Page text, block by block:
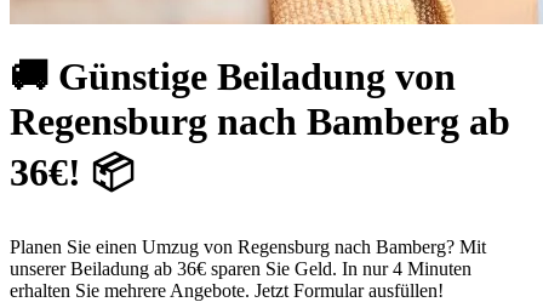
🚚 Günstige Beiladung von
Regensburg nach Bamberg ab
36€! 📦
Planen Sie einen Umzug von Regensburg nach Bamberg? Mit
unserer Beiladung ab 36€ sparen Sie Geld. In nur 4 Minuten
erhalten Sie mehrere Angebote. Jetzt Formular ausfüllen!